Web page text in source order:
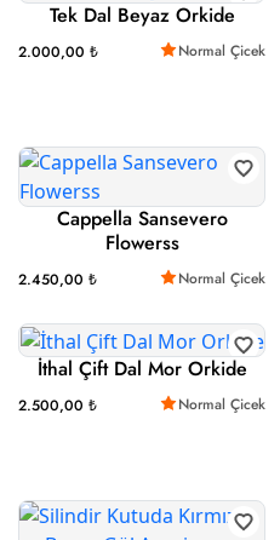
Tek Dal Beyaz Orkide
2.000,00 ₺ Normal Çicek
Cappella Sansevero
Flowerss
2.450,00 ₺ Normal Çicek
İthal Çift Dal Mor Orkide
2.500,00 ₺ Normal Çicek